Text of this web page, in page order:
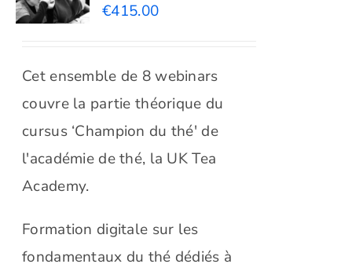
€415.00
Cet ensemble de 8 webinars
couvre la partie théorique du
cursus ‘Champion du thé' de
l'académie de thé, la UK Tea
Academy.
Formation digitale sur les
fondamentaux du thé dédiés à